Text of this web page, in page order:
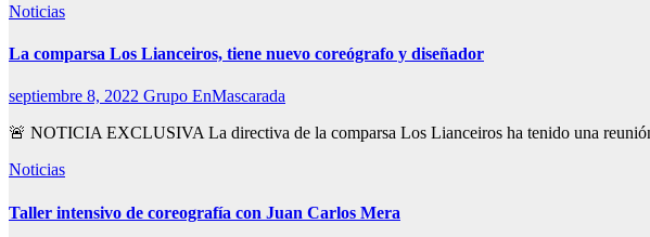
Noticias
La comparsa Los Lianceiros, tiene nuevo coreógrafo y diseñador
septiembre 8, 2022 Grupo EnMascarada
🚨 NOTICIA EXCLUSIVA La directiva de la comparsa Los Lianceiros ha tenido una
Noticias
Taller intensivo de coreografía con Juan Carlos Mera